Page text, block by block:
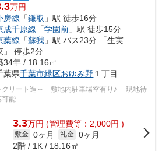
万円
房線 「鎌取 」駅 徒歩16分
成千原線 「学園前 」駅 徒歩15分
葉線 「蘇我 」駅 バス23分 「生実
」 停歩2分
34年 / 18.16㎡
葉県千葉市緑区おゆみ野１丁目
クリート造～ 敷地内駐車場空有り♪ 現地待
可能
3.3万円 (管理費等：2,000円 )
敷金 0ヶ月 礼金 0ヶ月
2階 / 1K / 18.16㎡